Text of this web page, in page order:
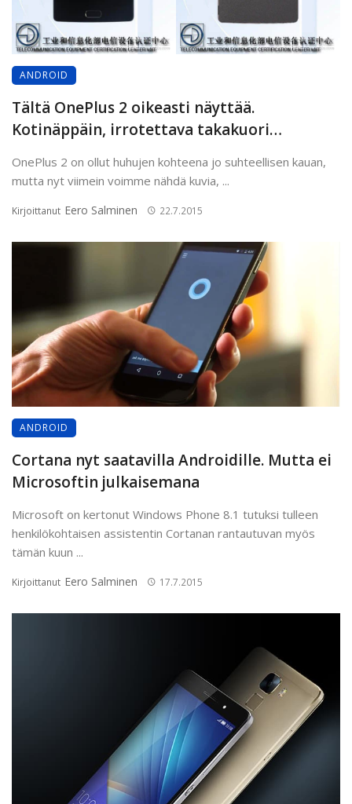
ANDROID
Tältä OnePlus 2 oikeasti näyttää.
Kotinäppäin, irrotettava takakuori…
OnePlus 2 on ollut huhujen kohteena jo suhteellisen kauan,
mutta nyt viimein voimme nähdä kuvia, ...
Kirjoittanut Eero Salminen 22.7.2015
ANDROID
Cortana nyt saatavilla Androidille. Mutta ei
Microsoftin julkaisemana
Microsoft on kertonut Windows Phone 8.1 tutuksi tulleen
henkilökohtaisen assistentin Cortanan rantautuvan myös
tämän kuun ...
Kirjoittanut Eero Salminen 17.7.2015